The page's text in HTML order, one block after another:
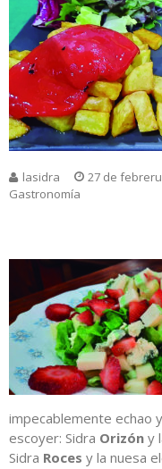
lasidra 27 de
Gastronomía
impecablemente echao
escoyer: Sidra Orizón y
Sidra Roces y la nuesa